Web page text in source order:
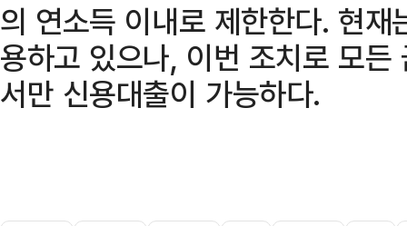
의 연소득 이내로 제한한다. 현
용하고 있으나, 이번 조치로 모
서만 신용대출이 가능하다.